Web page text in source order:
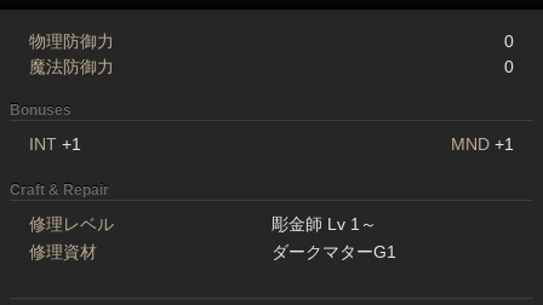
物理防御力
0
魔法防御力
0
Bonuses
INT +1 MND +1
Craft & Repair
修理レベル
彫金師 Lv 1～
修理資材
ダークマターG1